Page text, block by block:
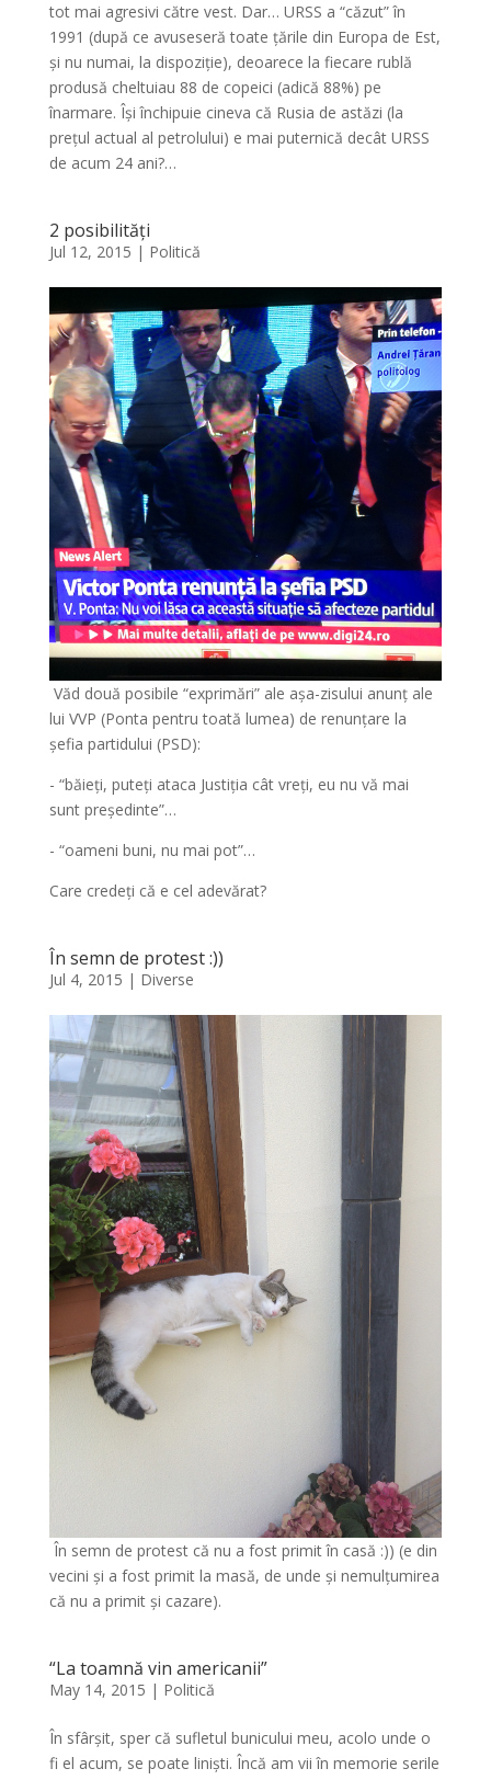
tot mai agresivi către vest. Dar… URSS a “căzut” în
1991 (după ce avuseseră toate țările din Europa de Est,
și nu numai, la dispoziție), deoarece la fiecare rublă
produsă cheltuiau 88 de copeici (adică 88%) pe
înarmare. Își închipuie cineva că Rusia de astăzi (la
prețul actual al petrolului) e mai puternică decât URSS
de acum 24 ani?…
2 posibilități
Jul 12, 2015 | Politică
Văd două posibile “exprimări” ale așa-zisului anunț ale
lui VVP (Ponta pentru toată lumea) de renunțare la
șefia partidului (PSD):
- “băieți, puteți ataca Justiția cât vreți, eu nu vă mai
sunt președinte”…
- “oameni buni, nu mai pot”…
Care credeți că e cel adevărat?
În semn de protest :))
Jul 4, 2015 | Diverse
În semn de protest că nu a fost primit în casă :)) (e din
vecini și a fost primit la masă, de unde și nemulțumirea
că nu a primit și cazare).
“La toamnă vin americanii”
May 14, 2015 | Politică
În sfârșit, sper că sufletul bunicului meu, acolo unde o
fi el acum, se poate liniști. Încă am vii în memorie serile